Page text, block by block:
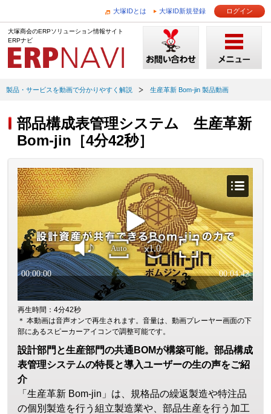
大塚IDとは 大塚ID新規登録 ログイン
大塚商会のERPソリューション情報サイト
ERPナビ
製品・サービスを動画で分かりやすく解説 生産革新 Bom-jin 製品動画
部品構成表管理システム 生産革新
Bom-jin［4分42秒］
再生時間：4分42秒
＊ 本動画は音声オンで再生されます。音量は、動画プレーヤー画面の下
部にあるスピーカーアイコンで調整可能です。
設計部門と生産部門の共通BOMが構築可能。部品構成
表管理システムの特長と導入ユーザーの生の声をご紹
介
「生産革新 Bom-jin」は、規格品の繰返製造や特注品
の個別製造を行う組立製造業や、部品生産を行う加工